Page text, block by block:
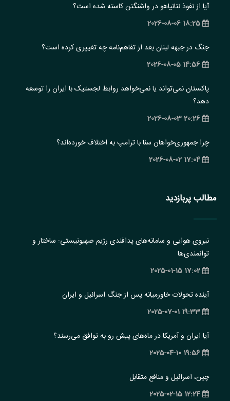
آیا از نفوذ نتانیاهو در واشنگتن کاسته شده است؟
18:25 2026-08-06
جنگ در جبهه لبنان بعد از تفاهم‌نامه چه تغییری کرده است؟
14:56 2026-08-05
پاکستان نمی‌تواند یا نمی‌خواهد روابط لجستیک با ایران را توسعه
دهد؟
20:26 2026-08-03
چرا جمهوری‌خواهان سنا با ترامپ به اختلاف خورده‌اند؟
17:04 2026-08-02
مطالب پربازدید
نیروی هوایی و سامانه‌های پدافندی رژیم صهیونیستی: ساختار و
‏توانمندی‌ها
17:02 2025-01-15
آینده تحولات خاورمیانه پس از جنگ اسرائیل و ایران
19:33 2025-07-01
آیا ایران و آمریکا در ماه‌های پیش رو به توافق می‌رسند؟
19:56 2025-04-10
چین، اسرائیل و منافع متقابل
12:24 2025-02-15